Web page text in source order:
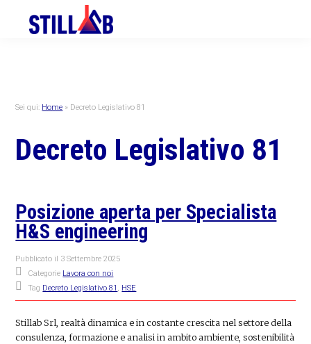
primary
primary
Sei qui: Home » Decreto Legislativo 81
Decreto Legislativo 81
Posizione aperta per Specialista
H&S engineering
Pubblicato il 3 Settembre 2025
Categorie Lavora con noi
Tag Decreto Legislativo 81 HSE
Stillab Srl, realtà dinamica e in costante crescita nel settore della
consulenza, formazione e analisi in ambito ambiente, sostenibilità